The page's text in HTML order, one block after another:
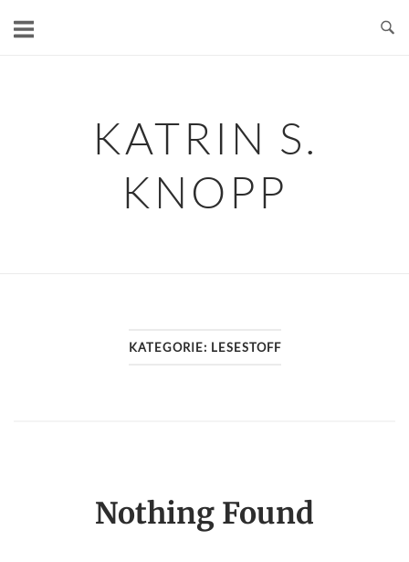
KATRIN S.
KNOPP
KATEGORIE: LESESTOFF
Nothing Found